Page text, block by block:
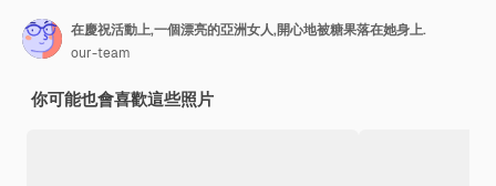
在慶祝活動上,一個漂亮的亞洲女人,開心地被糖果落在她身上.
our-team
你可能也會喜歡這些照片